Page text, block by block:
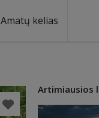
Amatų kelias
Artimiausios